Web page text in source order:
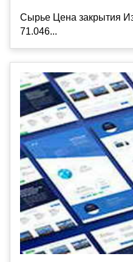
Сырье Цена закрытия
71.046...